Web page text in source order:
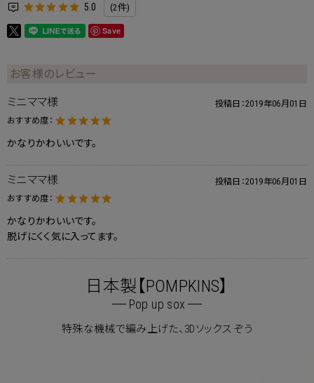
5.0 (2件)
Save
お客様のレビュー
ミニママ様 投稿日：2019年06月01日
おすすめ度：
かなりかわいいです。
ミニママ様 投稿日：2019年06月01日
おすすめ度：
かなりかわいいです。
脱げにくく気に入ってます。
日本製【POMPKINS】
Pop up sox
特殊な機械で編み上げた、3Dソックス ぞう